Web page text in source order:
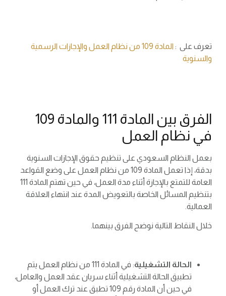
تعرف على :
المادة 109 من نظام العمل والإجازات الرسمية
والسنوية
الفرق بين المادة 111 والمادة 109
في نظام العمل
بعمل النظام السعودي على تنظيم حقوق الإجازات السنوية
بدقة، إذا تعمل المادة 109 من نظام العمل على وضع القواعد
العامة للتمتع بالإجازة أثناء مدة العمل، في حين تهتم المادة 111
بتنظيم المسائل الخاصة بالتعويض المدة عند انتهاء العلاقة
العمالية.
خلال النقاط التالية نوضح الفرق بينهما.
الحالة التشغيلية
: في المادة 111 من نظام العمل يتم
تطبيق الحالة التشغيلية أثناء سريان عقد العمل والعامل،
في حين أن المادة رقم 109 تطبق عند ترك العمل أو